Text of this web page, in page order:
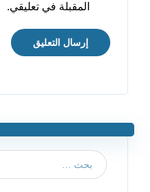
المقبلة في تعليقي.
إرسال التعليق